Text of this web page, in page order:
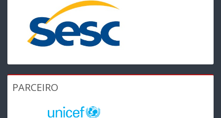
PARCEIRO